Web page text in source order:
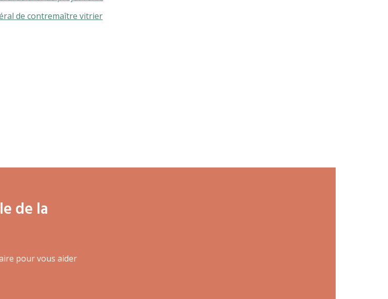
de contremaître vitrier
de la
pour vous aider